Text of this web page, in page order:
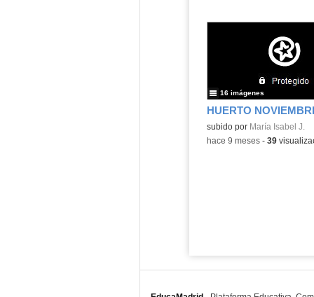
HUERTO
subido por María Isabel J.
16 imágenes
-hace 9 meses- 39